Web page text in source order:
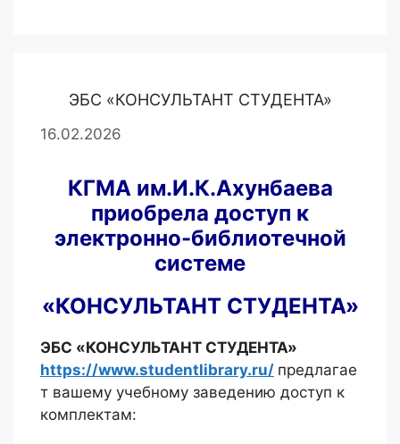
ЭБС «КОНСУЛЬТАНТ СТУДЕНТА»
16.02.2026
КГМА им.И.К.Ахунбаева
приобрела доступ к
электронно-библиотечной
системе
«КОНСУЛЬТАНТ СТУДЕНТА»
ЭБС «КОНСУЛЬТАНТ СТУДЕНТА»
https://www.studentlibrary.ru/ предлагае
т вашему учебному заведению доступ к
комплектам: